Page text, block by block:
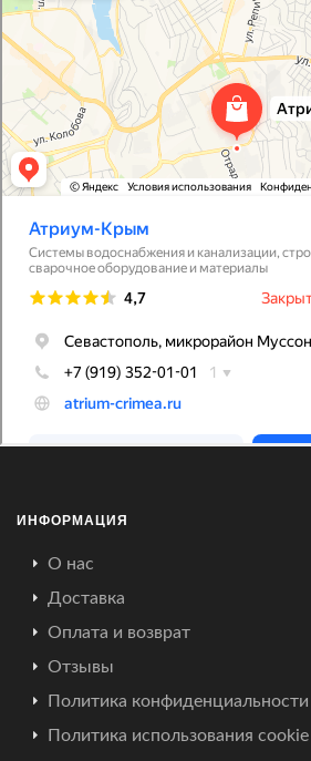
ИНФОРМАЦИЯ
О нас
Доставка
Оплата и возврат
Отзывы
Политика конфиденциальности
Политика использования cookie